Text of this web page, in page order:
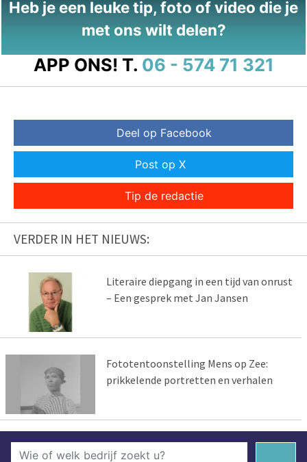
Heb je een leuke tip, foto of video die je
met ons wilt delen?
APP ONS! T. 06 - 574 71 321
Deel op Facebook
Post op X
Tip de redactie
VERDER IN HET NIEUWS:
Literaire diepgang in een tijd van onrust
– Een gesprek met Jan Jansen
Fototentoonstelling Mens op Zee:
prikkelende portretten en verhalen